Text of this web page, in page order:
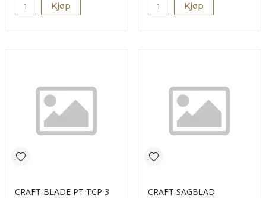
Kjøp Kjøp
CRAFT BLADE PT TCP 3 CRAFT SAGBLAD